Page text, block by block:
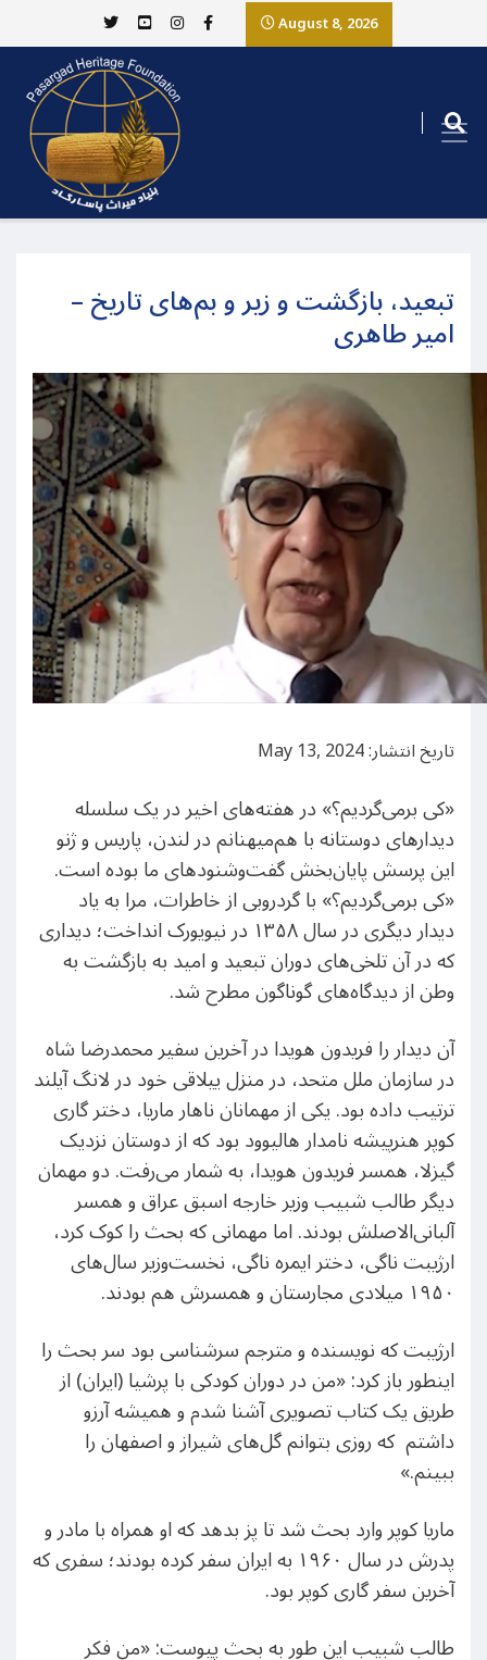
August 8, 2026
تبعید، بازگشت و زیر و بم‌های تاریخ –
امیر طاهری
تاریخ انتشار: May 13, 2024
«کی برمی‌گردیم؟» در هفته‌های اخیر در یک سلسله
دیدارهای دوستانه با هم‌میهنانم در لندن،‌ پاریس و ژنو
این پرسش پایان‌بخش گفت‌وشنودهای ما بوده است.
«کی برمی‌گردیم؟» با گردروبی از خاطرات، مرا به یاد
دیدار دیگری در سال ۱۳۵۸ در نیویورک انداخت؛ دیداری
که در آن تلخی‌های دوران تبعید و امید به بازگشت به
وطن از دیدگاه‌های گوناگون مطرح شد.
آن دیدار را فریدون هویدا در آخرین سفیر محمدرضا شاه
در سازمان ملل متحد، در منزل ییلاقی خود در لانگ آیلند
ترتیب داده بود. یکی از مهمانان ناهار ماریا، دختر گاری
کوپر هنرپیشه نامدار هالیوود بود که از دوستان نزدیک
گیزلا، همسر فریدون هویدا، به شمار می‌رفت. دو مهمان
دیگر طالب شبیب وزیر خارجه اسبق عراق و همسر
آلبانی‌الاصلش بودند. اما مهمانی که بحث را کوک کرد،
ارژیبت ناگی، دختر ایمره ناگی، نخست‌وزیر سال‌های
۱۹۵۰ میلادی مجارستان و همسرش هم بودند.
ارژیبت که نویسنده و مترجم سرشناسی بود سر بحث را
اینطور باز کرد: «من در دوران کودکی با پرشیا (ایران) از
طریق یک کتاب تصویری آشنا شدم و همیشه آرزو
داشتم که روزی بتوانم گل‌های شیراز و اصفهان را
ببینم.»
ماریا کوپر وارد بحث شد تا پز بدهد که او همراه با مادر و
پدرش در سال ۱۹۶۰ به ایران سفر کرده بودند؛ سفری که
آخرین سفر گاری کوپر بود.
طالب شبیب این طور به بحث پیوست: «من فکر